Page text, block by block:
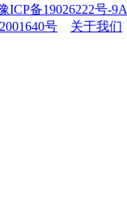
ICP备19026222号-9A
号
关于我们